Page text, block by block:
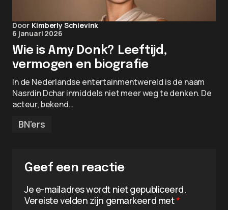
Door Kimberly Schievink
6 januari 2026
Wie is Amy Donk? Leeftijd,
vermogen en biografie
In de Nederlandse entertainmentwereld is de naam
Nasrdin Dchar inmiddels niet meer weg te denken. De
acteur, bekend…
BN'ers
Geef een reactie
Je e-mailadres wordt niet gepubliceerd.
Vereiste velden zijn gemarkeerd met*